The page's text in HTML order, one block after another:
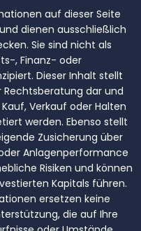
auf dieser Seite
dienen ausschließlich
Sie sind nicht als
, Finanz- oder
Dieser Inhalt stellt
dar und
Verkauf oder Halten
werden. Ebenso stellt
Zusicherung über
Anlagenperformance
Risiken und können
Kapitals führen.
ersetzen keine
die auf Ihre